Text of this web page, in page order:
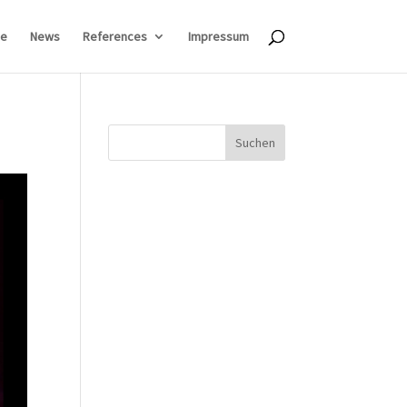
News References Impressum